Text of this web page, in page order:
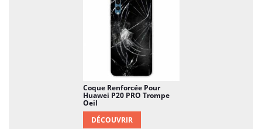
Coque Renforcée Pour
Huawei P20 PRO Trompe
Oeil
DÉCOUVRIR